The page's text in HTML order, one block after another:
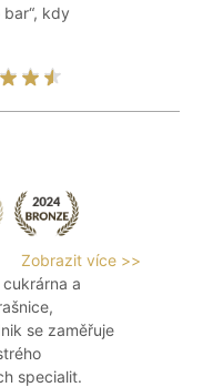
kdy
Zobrazit více >>
a
se zaměřuje
specialit.